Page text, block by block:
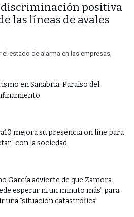
discriminación positiva
las líneas de avales
estado de alarma en las empresas,
en Sanabria: Paraíso del
mejora su presencia on line para
con la sociedad.
García advierte de que Zamora
esperar ni un minuto más” para
una “situación catastrófica”